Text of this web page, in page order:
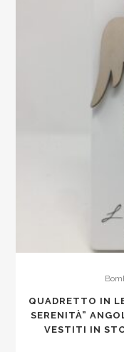
QUADRETTO IN
SERENITÀ”
VESTITI IN